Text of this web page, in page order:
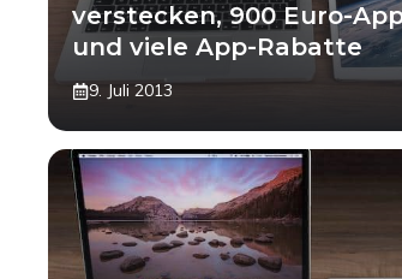
verstecken, 900 Euro-
und viele App-Rabatte
9. Juli 2013